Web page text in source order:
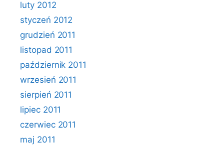
luty 2012
styczeń 2012
grudzień 2011
listopad 2011
październik 2011
wrzesień 2011
sierpień 2011
lipiec 2011
czerwiec 2011
maj 2011